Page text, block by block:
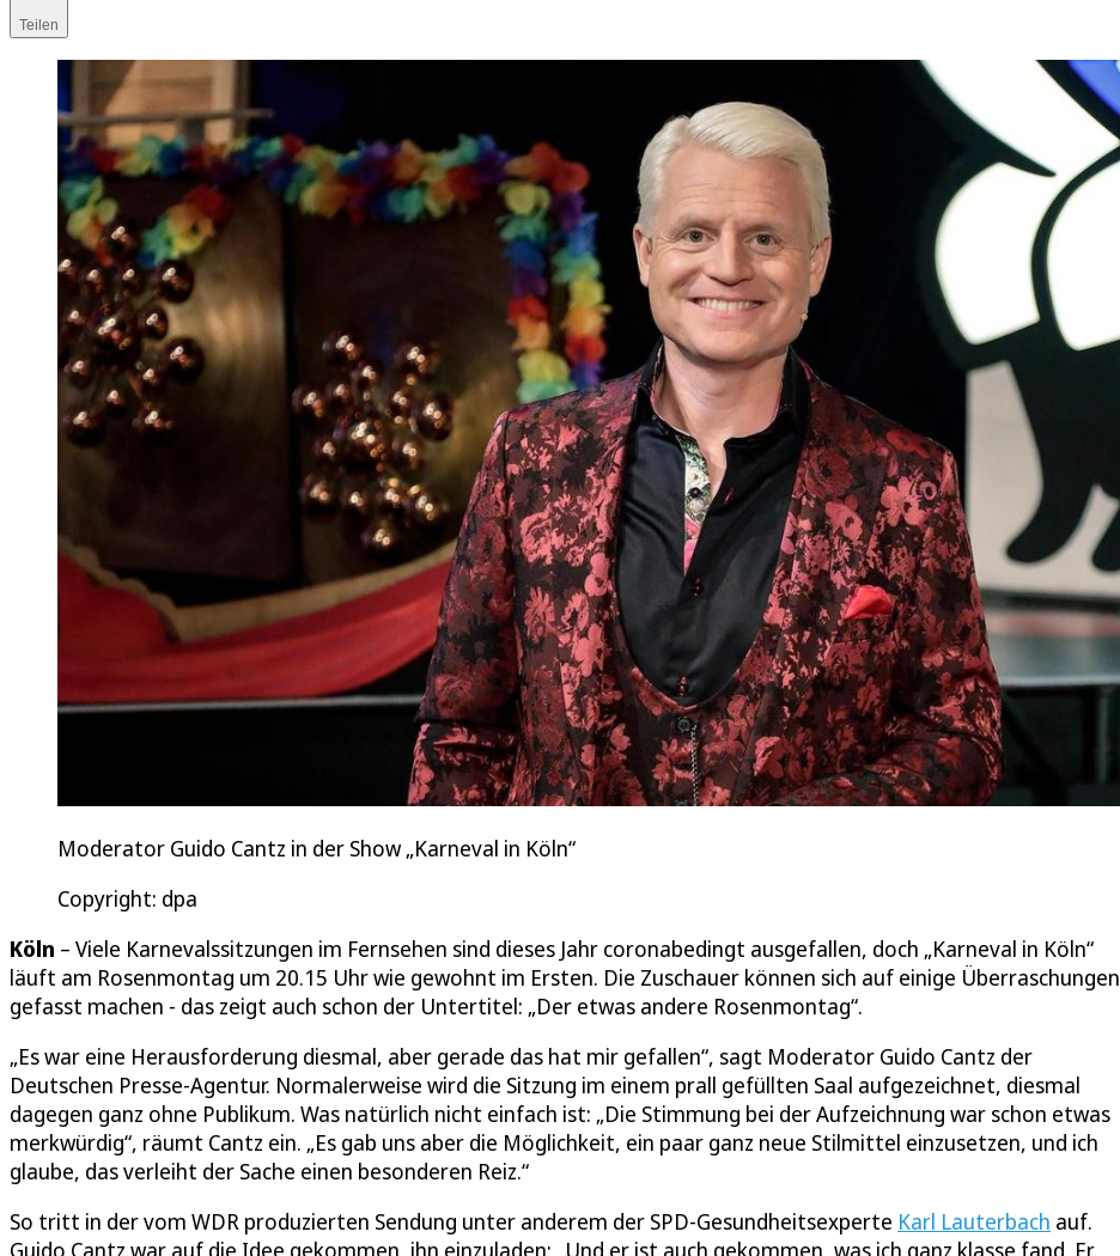
Teilen
Moderator Guido Cantz in der Show „Karneval in Köln“
Copyright: dpa
Köln – Viele Karnevalssitzungen im Fernsehen sind dieses Jahr coronabedingt ausgefallen, doch „Karneval in Köln“
läuft am Rosenmontag um 20.15 Uhr wie gewohnt im Ersten. Die Zuschauer können sich auf einige Überraschungen
gefasst machen - das zeigt auch schon der Untertitel: „Der etwas andere Rosenmontag“.
„Es war eine Herausforderung diesmal, aber gerade das hat mir gefallen“, sagt Moderator Guido Cantz der
Deutschen Presse-Agentur. Normalerweise wird die Sitzung im einem prall gefüllten Saal aufgezeichnet, diesmal
dagegen ganz ohne Publikum. Was natürlich nicht einfach ist: „Die Stimmung bei der Aufzeichnung war schon etwas
merkwürdig“, räumt Cantz ein. „Es gab uns aber die Möglichkeit, ein paar ganz neue Stilmittel einzusetzen, und ich
glaube, das verleiht der Sache einen besonderen Reiz.“
So tritt in der vom WDR produzierten Sendung unter anderem der SPD-Gesundheitsexperte Karl Lauterbach auf.